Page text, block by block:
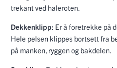
trekant ved haleroten.
Dekkenklipp: Er å foretrekke på
Hele pelsen klippes bortsett fra
på manken, ryggen og bakdelen.